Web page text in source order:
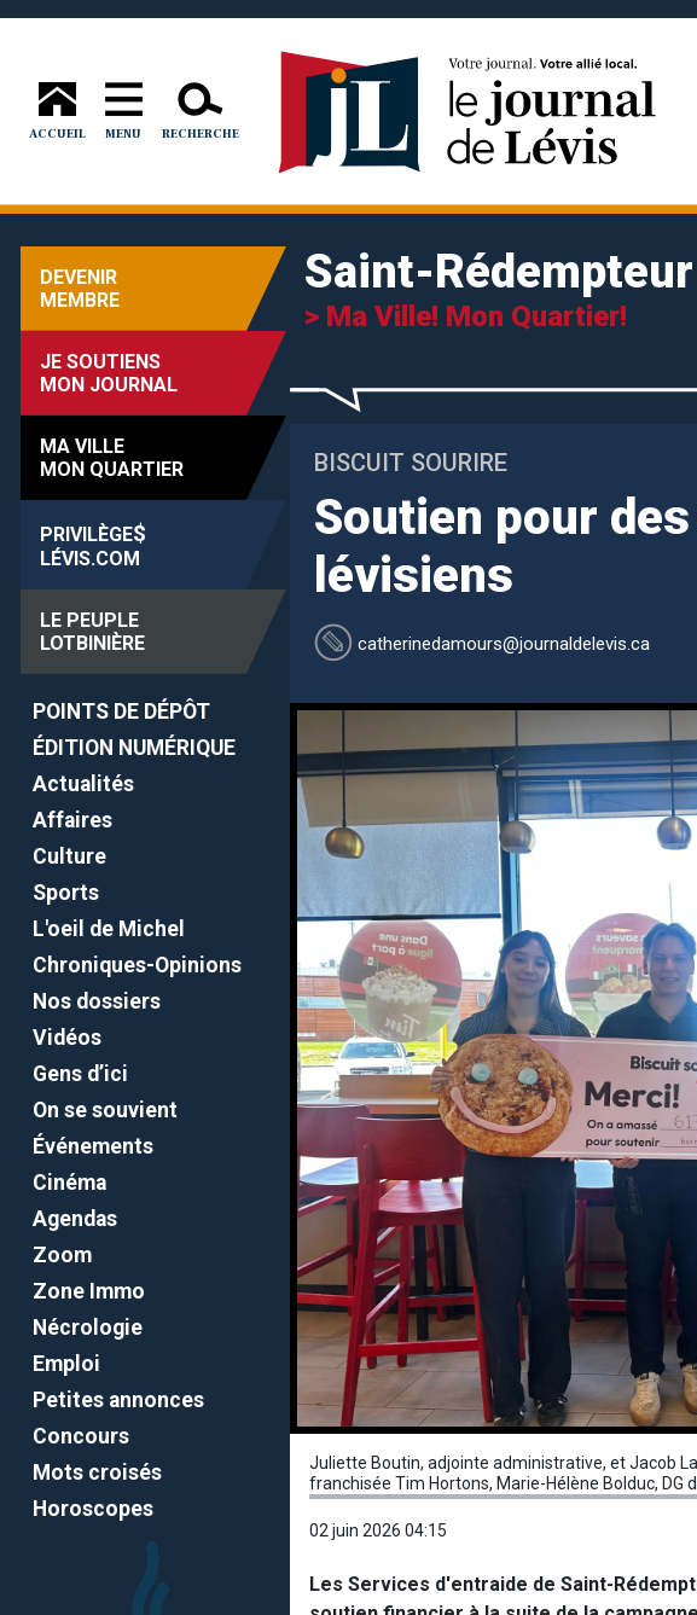
ACCUEIL MENU RECHERCHE
DEVENIR
MEMBRE
JE SOUTIENS
MON JOURNAL
MA VILLE
MON QUARTIER
PRIVILÈGE$
LÉVIS.COM
LE PEUPLE
LOTBINIÈRE
POINTS DE DÉPÔT
ÉDITION NUMÉRIQUE
Actualités
Affaires
Culture
Sports
L'oeil de Michel
Chroniques-Opinions
Nos dossiers
Vidéos
Gens d’ici
On se souvient
Événements
Cinéma
Agendas
Zoom
Zone Immo
Nécrologie
Emploi
Petites annonces
Concours
Mots croisés
Horoscopes
Saint-Rédempteur
> Ma Ville! Mon Quartier!
BISCUIT SOURIRE
Soutien pour
lévisiens
catherinedamours@journaldelevis.ca
Juliette Boutin, adjointe administrative, et Jacob
franchisée Tim Hortons, Marie-Hélène Bolduc, DG
02 juin 2026 04:15
Les Services d'entraide de Saint-